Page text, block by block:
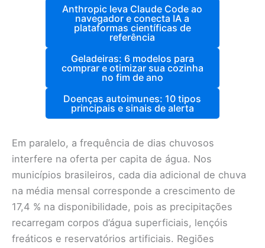
Anthropic leva Claude Code ao
navegador e conecta IA a
plataformas científicas de
referência
Geladeiras: 6 modelos para
comprar e otimizar sua cozinha
no fim de ano
Doenças autoimunes: 10 tipos
principais e sinais de alerta
Em paralelo, a frequência de dias chuvosos
interfere na oferta per capita de água. Nos
municípios brasileiros, cada dia adicional de chuva
na média mensal corresponde a crescimento de
17,4 % na disponibilidade, pois as precipitações
recarregam corpos d’água superficiais, lençóis
freáticos e reservatórios artificiais. Regiões